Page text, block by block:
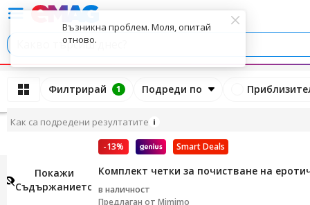
Възникна проблем. Моля, опитай
отново.
Назад
Филтрирай 1 Подреди по
Как са подредени резултатите
Покажи
Съдържанието
Smart Deals
-13%
Комплект четки за почистване на
в наличност
Предлаган от Mimimo